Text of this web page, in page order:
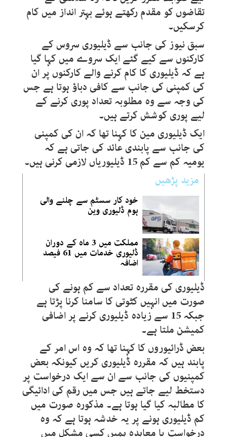
تقاضوں کو مقدم رکھتے ہوئے بہتر انداز میں کام
کرسکیں۔
سبق نیوز کی جانب سے ڈیلیوری سروس کے
کارکنوں سے کیے گئے ایک سروے میں کہا گیا
ہے کہ ڈیلیوری کا کام کرنے والے کارکنوں پر ان
کی کمپنی کی جانب سے کافی دباؤ ہوتا ہے جس
کی وجہ سے وہ مطلوبہ تعداد پوری کرنے کے
لیے پوری کوشش کرتے ہیں۔
ایک ڈیلیوری مین کا کہنا تھا کہ ان کی کمپنی
کی جانب سے پابندی عائد کی جاتی ہے کہ
یومیہ کم سے کم 15 ڈیلیوریاں لازمی کرنی ہیں۔
مزید پڑھیں
خود کار سسٹم سے چلنے والی
ہوم ڈلیوری وین
مملکت میں 3 ماہ کے دوران
ڈلیوری خدمات میں 61 فیصد
اضافہ
ڈیلیوری کی مقررہ تعداد سے کم ہونے کی
صورت میں انہیں کٹوتی کا سامنا کرنا پڑتا ہے
جبکہ 15 سے زیادہ ڈیلیوری کرنے پر اضافی
کمیشن ملتا ہے۔
بعض ڈرائیوروں کا کہنا تھا کہ وہ اس امر کے
پابند ہیں کہ مقررہ ڈیلیوری کریں کیونکہ بعض
کمپنیوں کی جانب سے ان سے ایک درخواست پر
دستخط لیے جاتے ہیں جس میں رقم کی ادائیگی
کا مطالبہ کیا گیا ہوتا ہے۔ مذکورہ صورت میں
کم ڈیلیوری ہونے پر یہ خدشہ ہوتا ہے کہ وہ
درخواست یا معاہدہ ہمیں کسی مشکل میں